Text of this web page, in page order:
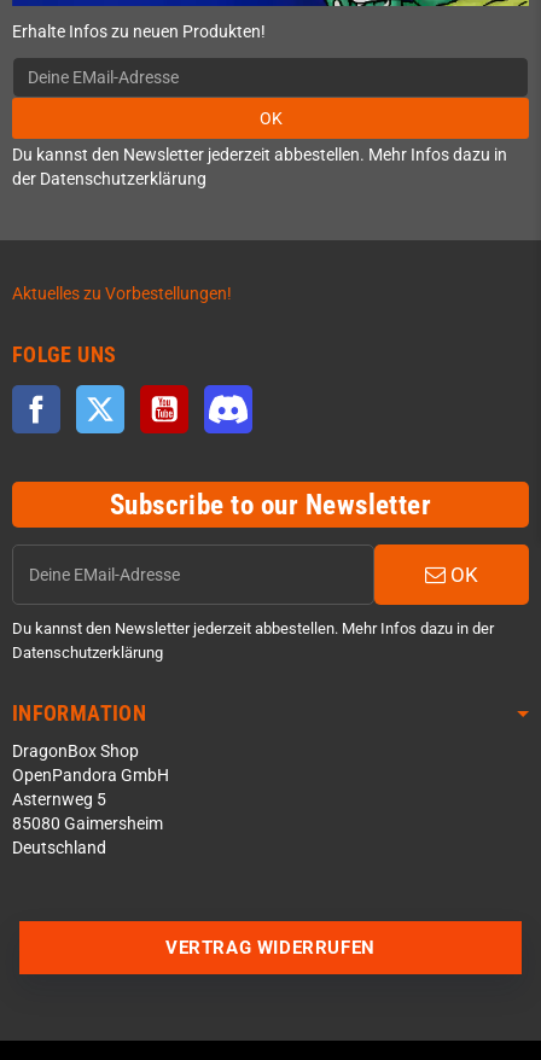
Erhalte Infos zu neuen Produkten!
OK
Du kannst den Newsletter jederzeit abbestellen. Mehr Infos dazu in
der Datenschutzerklärung
Aktuelles zu Vorbestellungen!
FOLGE UNS
Facebook Twitter YouTube
Subscribe to our Newsletter
OK
Du kannst den Newsletter jederzeit abbestellen. Mehr Infos dazu in der
Datenschutzerklärung
INFORMATION
DragonBox Shop
OpenPandora GmbH
Asternweg 5
85080 Gaimersheim
Deutschland
VERTRAG WIDERRUFEN